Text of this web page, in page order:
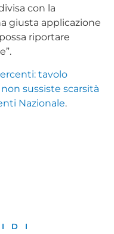
con la
giusta applicazione
riportare
tavolo
sussiste scarsità
Nazionale.